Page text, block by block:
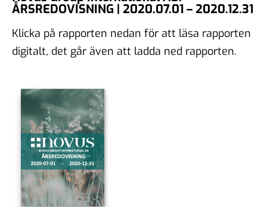
ÅRSREDOVISNING | 2020.07.01 – 2020.12.31
Klicka på rapporten nedan för att läsa rapporten
digitalt, det går även att ladda ned rapporten.